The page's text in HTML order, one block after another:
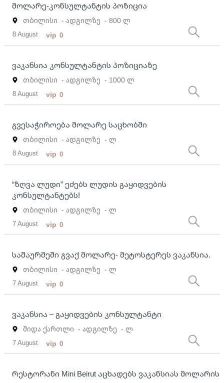
მოლარე-კონსულტანტის პოზიცია
თბილისი - ადგილზე - 800 ლ
8 August vip 0
ვაკანსია კონსულტანტის პოზიციაზე
თბილისი - ადგილზე - 1000 ლ
8 August vip 0
გვესაჭიროება მოლარე საცხობში
თბილისი - ადგილზე - ლ
8 August vip 0
“ზღვა ლუდი” ეძებს ლუდის გაყიდვების
კონსულტანტებს!
თბილისი - ადგილზე - ლ
7 August vip 0
საშაურმეში გვაქ მოლარე- მეტოსტერეს ვაკანსია.
თბილისი - ადგილზე - ლ
7 August vip 0
ვაკანსია – გაყიდვების კონსულტანტი
შიდა ქართლი - ადგილზე - ლ
7 August vip 0
რესტორანი Mini Beirut აცხადებს ვაკანსიას მოლარის